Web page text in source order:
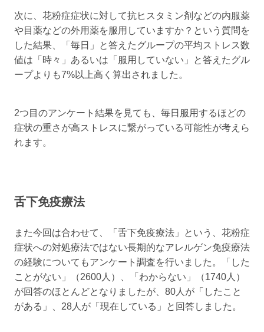
次に、花粉症症状に対して抗ヒスタミン剤などの内服薬
や目薬などの外用薬を服用していますか？という質問を
した結果、「毎日」と答えたグループの平均ストレス数
値は「時々」あるいは「服用していない」と答えたグル
ープよりも7%以上高く算出されました。
2つ目のアンケート結果を見ても、毎日服用するほどの
症状の重さが高ストレスに繋がっている可能性が考えら
れます。
舌下免疫療法
また今回は合わせて、「舌下免疫療法」という、花粉症
症状への対処療法ではない長期的なアレルゲン免疫療法
の経験についてもアンケート調査を行いました。「した
ことがない」（2600人）、「わからない」（1740人）
が回答のほとんどとなりましたが、80人が「したこと
がある」、28人が「現在している」と回答しました。